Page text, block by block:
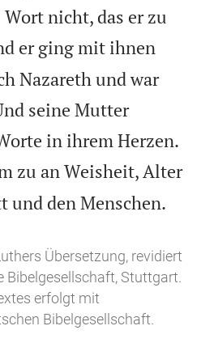
nicht, das er zu
er ging mit ihnen
Nazareth und war
seine Mutter
in ihrem Herzen.
zu an Weisheit, Alter
und den Menschen.
Übersetzung, revidiert
Bibelgesellschaft, Stuttgart.
erfolgt mit
Bibelgesellschaft.